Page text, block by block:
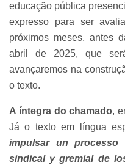
educação pública
expresso para ser
próximos meses, antes
abril de 2025, que
avançaremos na
o texto.
A íntegra do chamado,
Já o texto em língua
impulsar un processo
sindical y gremial de